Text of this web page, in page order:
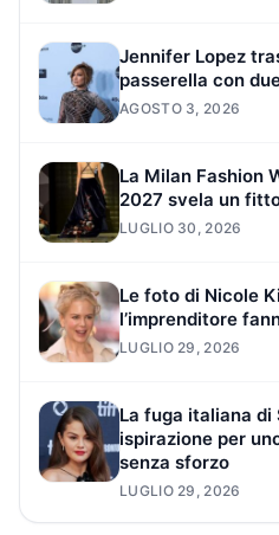
Jennifer Lopez
passerella con
AGOSTO 3, 2026
La Milan Fashion
2027 svela un
LUGLIO 30, 2026
Le foto di Nicole
l’imprenditore
LUGLIO 29, 2026
La fuga italiana di
ispirazione per
senza sforzo
LUGLIO 29, 2026